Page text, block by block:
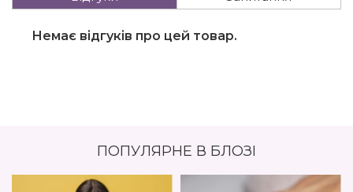
Немає відгуків про цей товар.
ПОПУЛЯРНЕ В БЛОЗІ